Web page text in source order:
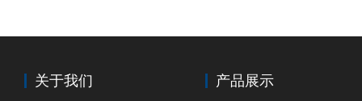
关于我们 产品展示